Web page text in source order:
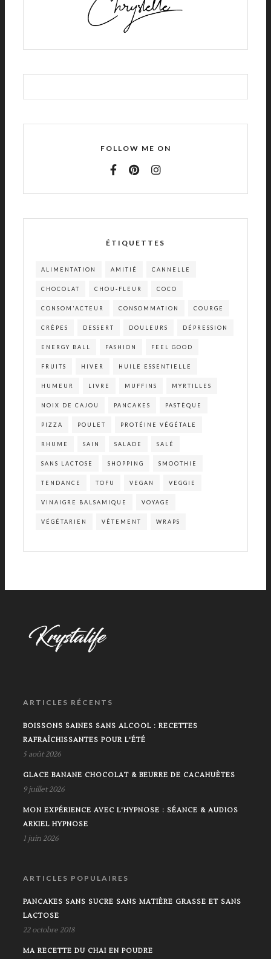
FOLLOW ME ON
ÉTIQUETTES
ALIMENTATION AMITIÉ CANNELLE
CHOCOLAT CHOU-FLEUR COCO
CONSOM'ACTEUR CONSOMMATION COURGE
CRÊPES DESSERT DOULEURS DÉPRESSION
ENERGY BALL FASHION FEEL GOOD
FRUITS HIVER HUILE ESSENTIELLE
HUMEUR LIVRE MUFFINS MYRTILLES
NOIX DE CAJOU PANCAKES PASTÈQUE
PIZZA POULET PROTÉINE VÉGÉTALE
RHUME SAIN SALADE SALÉ
SANS LACTOSE SHOPPING SMOOTHIE
TENDANCE TOFU VEGAN VEGGIE
VINAIGRE BALSAMIQUE VOYAGE
VÉGÉTARIEN VÊTEMENT WRAPS
ARTICLES RÉCENTS
BOISSONS SAINES SANS ALCOOL : RECETTES
RAFRAÎCHISSANTES POUR L'ÉTÉ
5 août 2026
GLACE BANANE CHOCOLAT & BEURRE DE CACAHUÈTES
9 juillet 2026
MON EXPÉRIENCE AVEC L'HYPNOSE : SÉANCE & AUDIOS
ARKIEL HYPNOSE
1 juin 2026
ARTICLES POPULAIRES
PANCAKES SANS SUCRE SANS MATIÈRE GRASSE ET SANS
LACTOSE
22 octobre 2018
MA RECETTE DU CHAI EN POUDRE